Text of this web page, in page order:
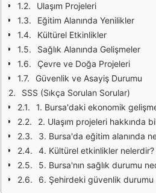
Ulaşım Projeleri
Eğitim Alanında Yenilikler
Kültürel Etkinlikler
Sağlık Alanında Gelişmeler
Çevre ve Doğa Projeleri
Güvenlik ve Asayiş Durumu
SSS (Sıkça Sorulan Sorular)
1. Bursa'daki ekonomik
2. Ulaşım projeleri hakkında
3. Bursa'da eğitim alanında
4. Kültürel etkinlikler nelerdir?
5. Bursa'nın sağlık durumu
6. Şehirdeki güvenlik durumu